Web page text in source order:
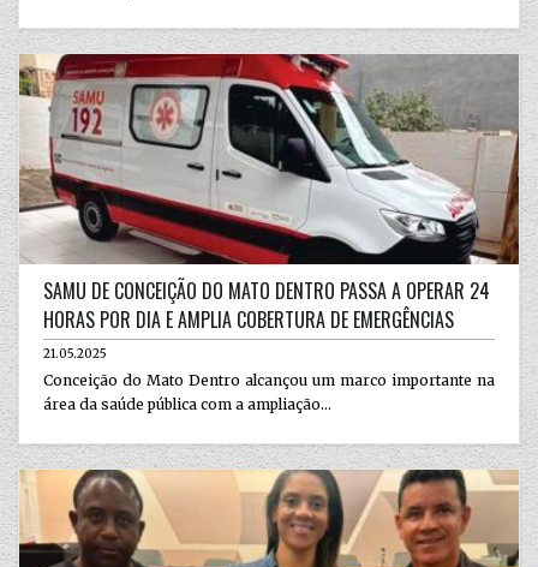
SAMU DE CONCEIÇÃO DO MATO DENTRO PASSA A OPERAR 24
HORAS POR DIA E AMPLIA COBERTURA DE EMERGÊNCIAS
21.05.2025
Conceição do Mato Dentro alcançou um marco importante na
área da saúde pública com a ampliação...